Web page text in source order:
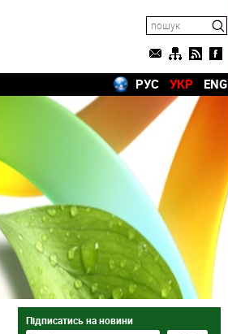
РУС УКР ENG
Підписатись на новини